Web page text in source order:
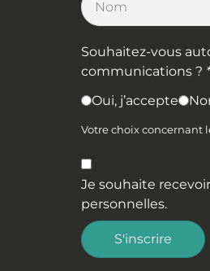
Souhaitez-vous
communications ? *
Oui, j’accepte
Votre choix concernant
Je souhaite
personnelles.
S'inscrire